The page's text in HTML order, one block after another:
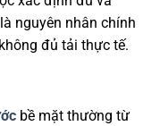
nguyên nhân chính
đủ tải thực tế.
bề mặt thường từ